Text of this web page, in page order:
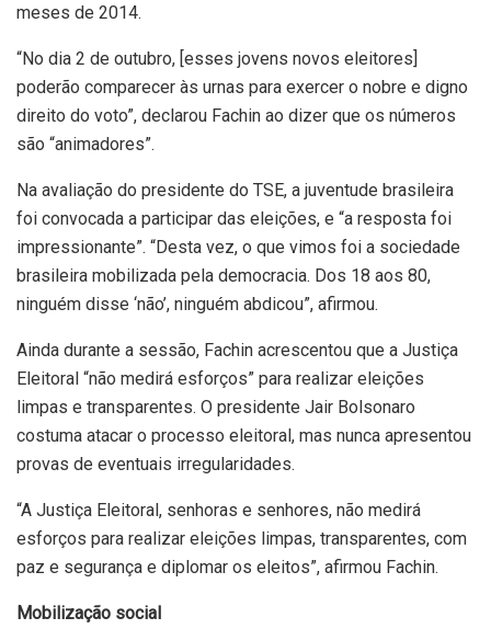
meses de 2014.
“No dia 2 de outubro, [esses jovens novos eleitores]
poderão comparecer às urnas para exercer o nobre e digno
direito do voto”, declarou Fachin ao dizer que os números
são “animadores”.
Na avaliação do presidente do TSE, a juventude brasileira
foi convocada a participar das eleições, e “a resposta foi
impressionante”. “Desta vez, o que vimos foi a sociedade
brasileira mobilizada pela democracia. Dos 18 aos 80,
ninguém disse ‘não’, ninguém abdicou”, afirmou.
Ainda durante a sessão, Fachin acrescentou que a Justiça
Eleitoral “não medirá esforços” para realizar eleições
limpas e transparentes. O presidente Jair Bolsonaro
costuma atacar o processo eleitoral, mas nunca apresentou
provas de eventuais irregularidades.
“A Justiça Eleitoral, senhoras e senhores, não medirá
esforços para realizar eleições limpas, transparentes, com
paz e segurança e diplomar os eleitos”, afirmou Fachin.
Mobilização social